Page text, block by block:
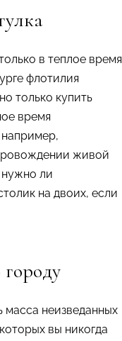
в теплое время
флотилия
только купить
время
живой
нужно ли
на двоих, если
масса неизведанных
вы никогда